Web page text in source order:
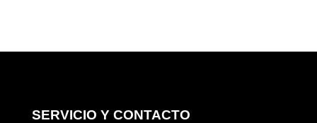
SERVICIO Y CONTACTO